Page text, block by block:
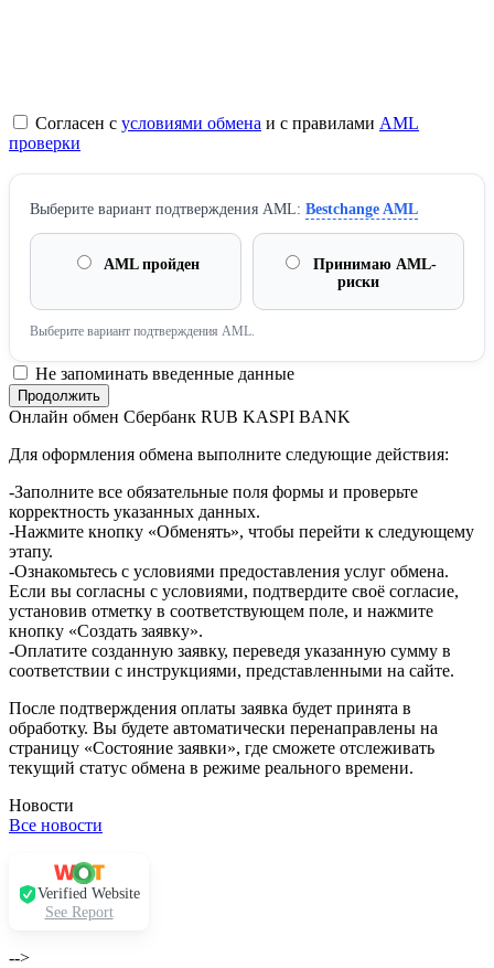
Согласен с условиями обмена и с правилами AML
проверки
Выберите вариант подтверждения AML: Bestchange AML
AML пройден
Принимаю AML-
риски
Выберите вариант подтверждения AML.
Не запоминать введенные данные
Онлайн обмен Сбербанк RUB KASPI BANK
Для оформления обмена выполните следующие действия:
-Заполните все обязательные поля формы и проверьте
корректность указанных данных.
-Нажмите кнопку «Обменять», чтобы перейти к следующему
этапу.
-Ознакомьтесь с условиями предоставления услуг обмена.
Если вы согласны с условиями, подтвердите своё согласие,
установив отметку в соответствующем поле, и нажмите
кнопку «Создать заявку».
-Оплатите созданную заявку, переведя указанную сумму в
соответствии с инструкциями, представленными на сайте.
После подтверждения оплаты заявка будет принята в
обработку. Вы будете автоматически перенаправлены на
страницу «Состояние заявки», где сможете отслеживать
текущий статус обмена в режиме реального времени.
Новости
Все новости
Verified Website
See Report
-->